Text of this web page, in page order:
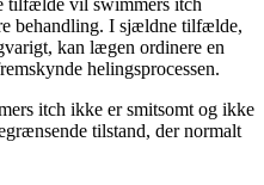
behandling. I sjældne tilfælde,
kan lægen ordinere en
helingsprocessen.
itch ikke er smitsomt og ikke
tilstand, der normalt